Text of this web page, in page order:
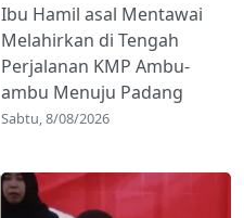
Ibu Hamil asal Mentawai
Melahirkan di Tengah
Perjalanan KMP Ambu-
ambu Menuju Padang
Sabtu, 8/08/2026